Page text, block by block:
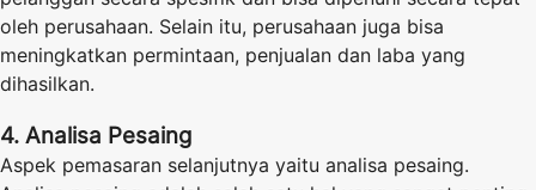
oleh perusahaan. Selain itu, perusahaan juga bisa
meningkatkan permintaan, penjualan dan laba yang
dihasilkan.
4. Analisa Pesaing
Aspek pemasaran selanjutnya yaitu analisa pesaing.